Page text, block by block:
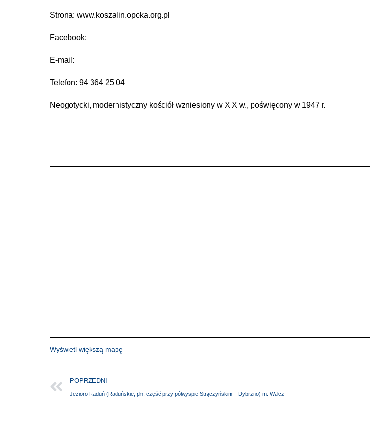
Strona: www.koszalin.opoka.org.pl
Facebook:
E-mail:
Telefon: 94 364 25 04
Neogotycki, modernistyczny kościół wzniesiony w XIX w., poświęcony w 1947 r.
Wyświetl większą mapę
POPRZEDNI
Jezioro Raduń (Raduńskie, płn. część przy półwyspie Strączyńskim – Dybrzno) m. Wałcz